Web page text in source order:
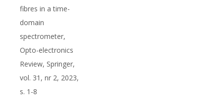
fibres in a time-
domain
spectrometer,
Opto-electronics
Review, Springer,
vol. 31, nr 2, 2023,
s. 1-8